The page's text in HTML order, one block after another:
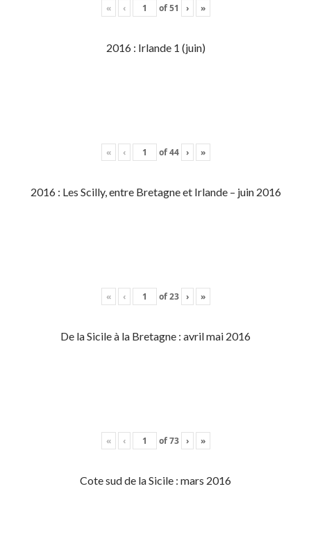
« ‹ of51 › »
2016 : Irlande 1 (juin)
« ‹ of44 › »
2016 : Les Scilly, entre Bretagne et Irlande – juin 2016
« ‹ of23 › »
De la Sicile à la Bretagne : avril mai 2016
« ‹ of73 › »
Cote sud de la Sicile : mars 2016